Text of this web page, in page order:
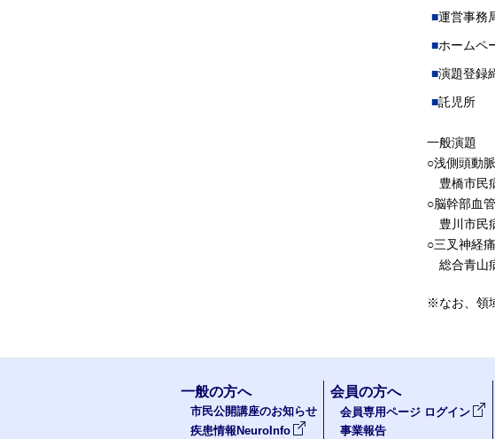
運営事務
ホームペ
演題登録
託児所
一般演題
○浅側頭動
豊橋市民
○脳幹部血
豊川市民
○三叉神経
総合青山
※なお、領
一般の方へ
市民公開講座のお知らせ
疾患情報NeuroInfo
会員の方へ
会員専用ページ ログイン
事業報告